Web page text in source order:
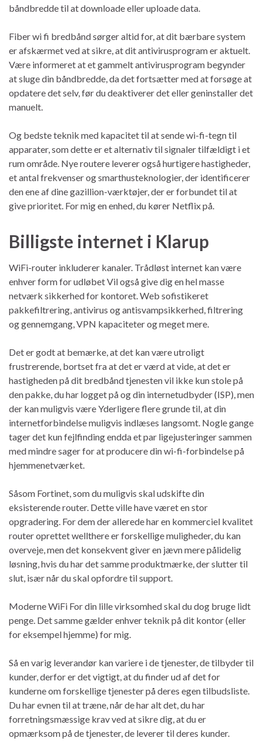
båndbredde til at downloade eller uploade data.
Fiber wi fi bredbånd sørger altid for, at dit bærbare system
er afskærmet ved at sikre, at dit antivirusprogram er aktuelt.
Være informeret at et gammelt antivirusprogram begynder
at sluge din båndbredde, da det fortsætter med at forsøge at
opdatere det selv, før du deaktiverer det eller geninstaller det
manuelt.
Og bedste teknik med kapacitet til at sende wi-fi-tegn til
apparater, som dette er et alternativ til signaler tilfældigt i et
rum område. Nye routere leverer også hurtigere hastigheder,
et antal frekvenser og smarthusteknologier, der identificerer
den ene af dine gazillion-værktøjer, der er forbundet til at
give prioritet. For mig en enhed, du kører Netflix på.
Billigste internet i Klarup
WiFi-router inkluderer kanaler. Trådløst internet kan være
enhver form for udløbet Vil også give dig en hel masse
netværk sikkerhed for kontoret. Web sofistikeret
pakkefiltrering, antivirus og antisvampsikkerhed, filtrering
og gennemgang, VPN kapaciteter og meget mere.
Det er godt at bemærke, at det kan være utroligt
frustrerende, bortset fra at det er værd at vide, at det er
hastigheden på dit bredbånd tjenesten vil ikke kun stole på
den pakke, du har logget på og din internetudbyder (ISP), men
der kan muligvis være Yderligere flere grunde til, at din
internetforbindelse muligvis indlæses langsomt. Nogle gange
tager det kun fejlfinding endda et par ligejusteringer sammen
med mindre sager for at producere din wi-fi-forbindelse på
hjemmenetværket.
Såsom Fortinet, som du muligvis skal udskifte din
eksisterende router. Dette ville have været en stor
opgradering. For dem der allerede har en kommerciel kvalitet
router oprettet wellthere er forskellige muligheder, du kan
overveje, men det konsekvent giver en jævn mere pålidelig
løsning, hvis du har det samme produktmærke, der slutter til
slut, især når du skal opfordre til support.
Moderne WiFi For din lille virksomhed skal du dog bruge lidt
penge. Det samme gælder enhver teknik på dit kontor (eller
for eksempel hjemme) for mig.
Så en varig leverandør kan variere i de tjenester, de tilbyder til
kunder, derfor er det vigtigt, at du finder ud af det for
kunderne om forskellige tjenester på deres egen tilbudsliste.
Du har evnen til at træne, når de har alt det, du har
forretningsmæssige krav ved at sikre dig, at du er
opmærksom på de tjenester, de leverer til deres kunder.